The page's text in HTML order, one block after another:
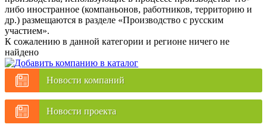
либо иностранное (компаньонов, работников, территорию и
др.) размещаются в разделе «Производство с русским
участием».
К сожалению в данной категории и регионе ничего не
найдено
Новости компаний
Новости проекта